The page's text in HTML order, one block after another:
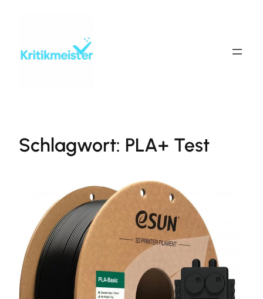
Schlagwort: PLA+ Test